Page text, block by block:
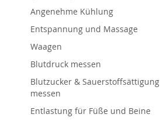
Angenehme Kühlung
Entspannung und Massage
Waagen
Blutdruck messen
Blutzucker & Sauerstoffsättigung
messen
Entlastung für Füße und Beine